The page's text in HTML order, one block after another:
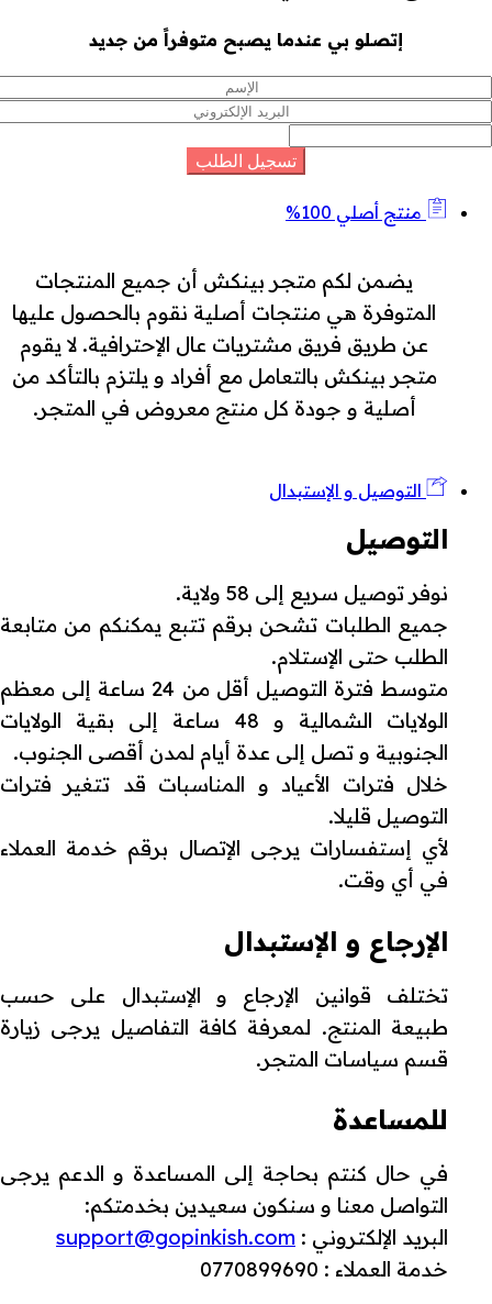
إتصلو بي عندما يصبح متوفراً من جديد
منتج أصلي 100%
يضمن لكم متجر بينكش أن جميع المنتجات
المتوفرة هي منتجات أصلية نقوم بالحصول عليها
عن طريق فريق مشتريات عال الإحترافية. لا يقوم
متجر بينكش بالتعامل مع أفراد و يلتزم بالتأكد من
أصلية و جودة كل منتج معروض في المتجر.
التوصيل و الإستبدال
التوصيل
نوفر توصيل سريع إلى 58 ولاية.
جميع الطلبات تشحن برقم تتبع يمكنكم من متابعة
الطلب حتى الإستلام.
متوسط فترة التوصيل أقل من 24 ساعة إلى معظم
الولايات الشمالية و 48 ساعة إلى بقية الولايات
الجنوبية و تصل إلى عدة أيام لمدن أقصى الجنوب.
خلال فترات الأعياد و المناسبات قد تتغير فترات
التوصيل قليلا.
لأي إستفسارات يرجى الإتصال برقم خدمة العملاء
في أي وقت.
الإرجاع و الإستبدال
تختلف قوانين الإرجاع و الإستبدال على حسب
طبيعة المنتج. لمعرفة كافة التفاصيل يرجى زيارة
قسم سياسات المتجر.
للمساعدة
في حال كنتم بحاجة إلى المساعدة و الدعم يرجى
التواصل معنا و سنكون سعيدين بخدمتكم:
البريد الإلكتروني : support@gopinkish.com
خدمة العملاء : 0770899690